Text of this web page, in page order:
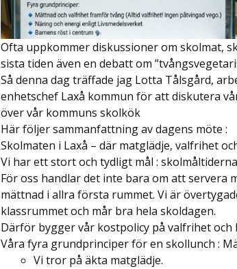
Ofta uppkommer diskussioner om skolmat,
sista tiden även en debatt om
Så denna dag träffade jag Lotta Tålsgård,
enhetschef Laxå kommun för att diskutera
över vår kommuns skolkök
Här följer sammanfattning av dagens möte :
Skolmaten i Laxå – där matglädje, valfrihet
Vi har ett stort och tydligt mål :
För oss handlar det inte bara om att servera
mättnad i allra första rummet. Vi är
klassrummet och mår bra hela skoldagen.
Därför bygger vår kostpolicy på valfrihet
Våra fyra grundprinciper för en skollunch :
Vi tror på äkta matglädje.